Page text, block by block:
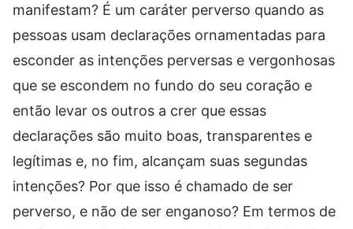
manifestam? É um caráter perverso quando as
pessoas usam declarações ornamentadas para
esconder as intenções perversas e vergonhosas
que se escondem no fundo do seu coração e
então levar os outros a crer que essas
declarações são muito boas, transparentes e
legítimas e, no fim, alcançam suas segundas
intenções? Por que isso é chamado de ser
perverso, e não de ser enganoso? Em termos de